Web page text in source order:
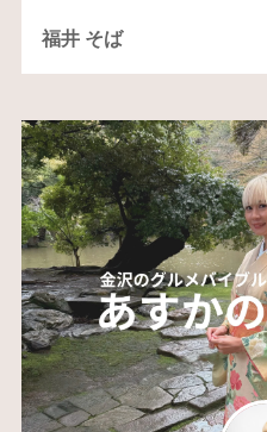
福井 そば